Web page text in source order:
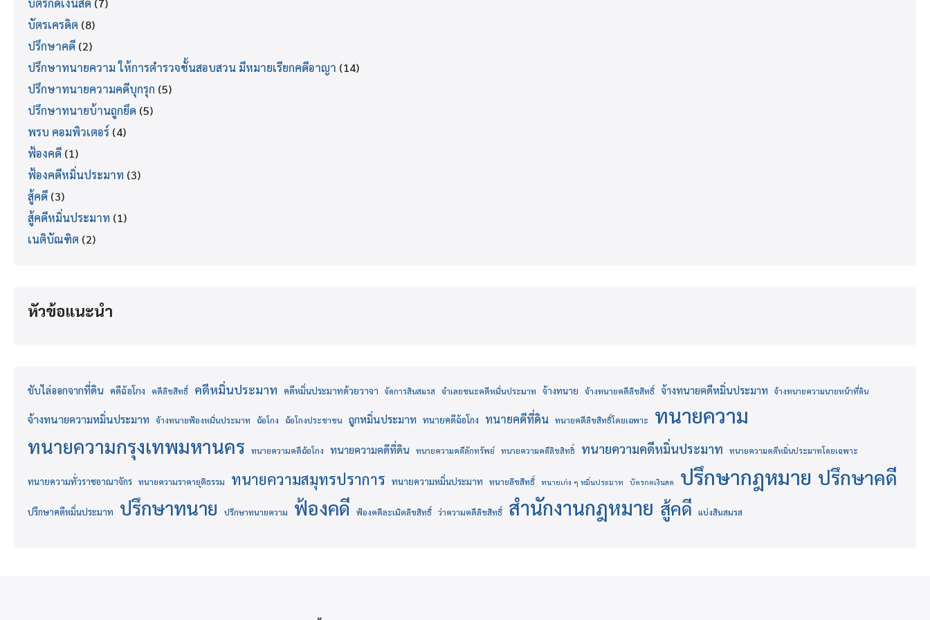
บัตรกดเงินสด (7)
บัตรเครดิต (8)
ปรึกษาคดี (2)
ปรึกษาทนายความ ให้การตำรวจชั้นสอบสวน มีหมายเรียกคดีอาญา (14)
ปรึกษาทนายความคดีบุกรุก (5)
ปรึกษาทนายบ้านถูกยึด (5)
พรบ คอมพิวเตอร์ (4)
ฟ้องคดี (1)
ฟ้องคดีหมิ่นประมาท (3)
สู้คดี (3)
สู้คดีหมิ่นประมาท (1)
เนติบัณฑิต (2)
หัวข้อแนะนำ
ขับไล่ออกจากที่ดิน คดีฉ้อโกง คดีลิขสิทธิ์ คดีหมิ่นประมาท คดีหมิ่นประมาทด้วยวาจา จัดการสินสมรส จำเลยชนะคดีหมิ่นประมาท จ้างทนาย จ้างทนายคดีลิขสิทธิ์ จ้างทนายคดีหมิ่นประมาท จ้างทนายความนายหน้าที่ดิน
จ้างทนายความหมิ่นประมาท จ้างทนายฟ้องหมิ่นประมาท ฉ้อโกง ฉ้อโกงประชาชน ถูกหมิ่นประมาท ทนายคดีฉ้อโกง ทนายคดีที่ดิน ทนายคดีลิขสิทธิ์โดยเฉพาะ ทนายความ
ทนายความกรุงเทพมหานคร ทนายความคดีฉ้อโกง ทนายความคดีที่ดิน ทนายความคดีลักทรัพย์ ทนายความคดีลิขสิทธิ์ ทนายความคดีหมิ่นประมาท ทนายความคดีหมิ่นประมาทโดยเฉพาะ
ทนายความทั่วราชอาณาจักร ทนายความราคายุติธรรม ทนายความสมุทรปราการ ทนายความหมิ่นประมาท ทนายลิขสิทธิ์ ทนายเก่ง ๆ หมิ่นประมาท บัตรกดเงินสด ปรึกษากฎหมาย ปรึกษาคดี
ปรึกษาคดีหมิ่นประมาท ปรึกษาทนาย ปรึกษาทนายความ ฟ้องคดี ฟ้องคดีละเมิดลิขสิทธิ์ ว่าความคดีลิขสิทธิ์ สำนักงานกฎหมาย สู้คดี แบ่งสินสมรส